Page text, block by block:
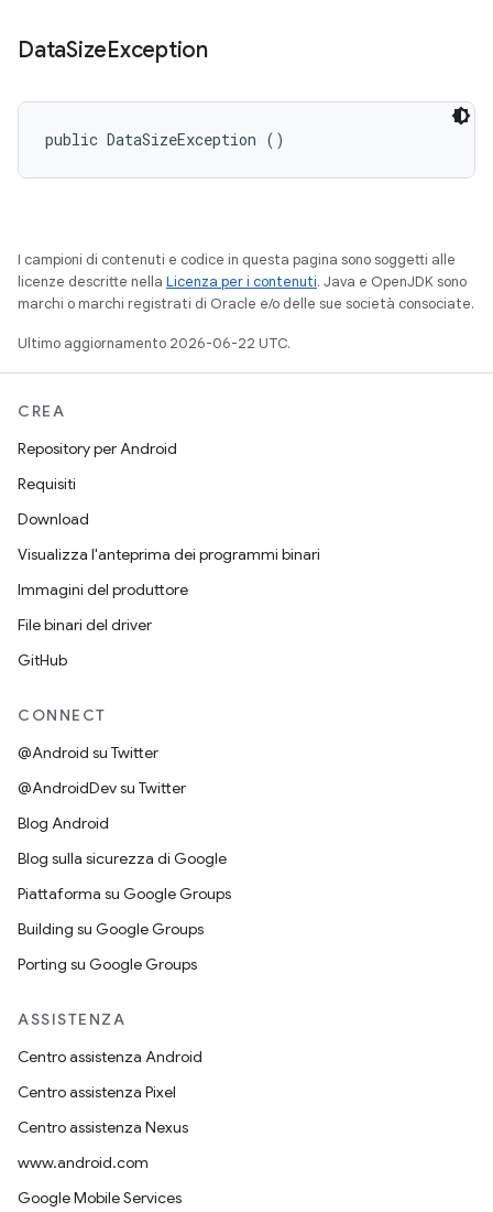
DataSizeException
public DataSizeException ()
I campioni di contenuti e codice in questa pagina sono soggetti alle
licenze descritte nella Licenza per i contenuti. Java e OpenJDK sono
marchi o marchi registrati di Oracle e/o delle sue società consociate.
Ultimo aggiornamento 2026-06-22 UTC.
CREA
Repository per Android
Requisiti
Download
Visualizza l'anteprima dei programmi binari
Immagini del produttore
File binari del driver
GitHub
CONNECT
@Android su Twitter
@AndroidDev su Twitter
Blog Android
Blog sulla sicurezza di Google
Piattaforma su Google Groups
Building su Google Groups
Porting su Google Groups
ASSISTENZA
Centro assistenza Android
Centro assistenza Pixel
Centro assistenza Nexus
www.android.com
Google Mobile Services